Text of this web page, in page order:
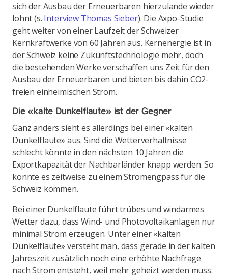
sich der Ausbau der Erneuerbaren hierzulande wieder
lohnt (s. Interview Thomas Sieber). Die Axpo-Studie
geht weiter von einer Laufzeit der Schweizer
Kernkraftwerke von 60 Jahren aus. Kernenergie ist in
der Schweiz keine Zukunftstechnologie mehr, doch
die bestehenden Werke verschaffen uns Zeit für den
Ausbau der Erneuerbaren und bieten bis dahin CO2-
freien einheimischen Strom.
Die «kalte Dunkelflaute» ist der Gegner
Ganz anders sieht es allerdings bei einer «kalten
Dunkelflaute» aus. Sind die Wetterverhältnisse
schlecht könnte in den nächsten 10 Jahren die
Exportkapazität der Nachbarländer knapp werden. So
könnte es zeitweise zu einem Stromengpass für die
Schweiz kommen.
Bei einer Dunkelflaute führt trübes und windarmes
Wetter dazu, dass Wind- und Photovoltaikanlagen nur
minimal Strom erzeugen. Unter einer «kalten
Dunkelflaute» versteht man, dass gerade in der kalten
Jahreszeit zusätzlich noch eine erhöhte Nachfrage
nach Strom entsteht, weil mehr geheizt werden muss.